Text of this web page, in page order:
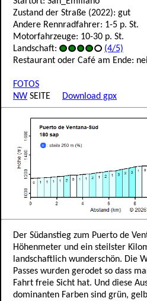
Zustand der Straße (2022): gut
Andere Rennradfahrer: 1-5 p. St.
Motorfahrzeuge: 10-30 p. St.
Landschaft:
(4/5)
Restaurant oder Café am Ende:
FOTOS
NW SEITE Download gpx
Der Südanstieg zum Puerto de
Höhenmeter und ein steilster
landschaftlich wunderschön. Die
Passes wurden gerodet so dass
Fahrt freie Sicht hat. Und diese
dominanten Farben sind grün,